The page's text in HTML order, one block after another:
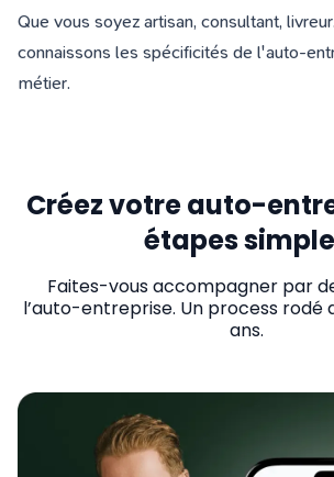
Que vous soyez artisan, consultant,
connaissons les spécificités de l'auto-
métier.
Créez votre auto-
étapes
Faites-vous accompagner par
l’auto-entreprise. Un process rodé
ans.